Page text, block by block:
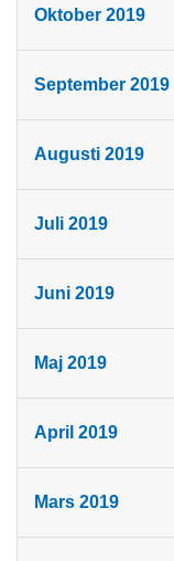
Oktober 2019
September 2019
Augusti 2019
Juli 2019
Juni 2019
Maj 2019
April 2019
Mars 2019